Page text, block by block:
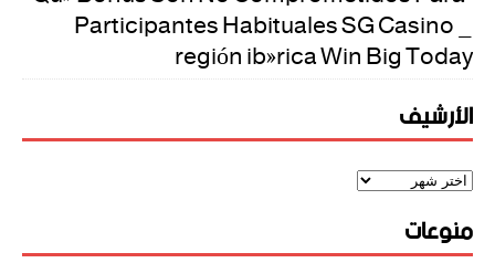
Participantes Habituales SG Casino _
región ibérica Win Big Today
الأرشيف
منوعات